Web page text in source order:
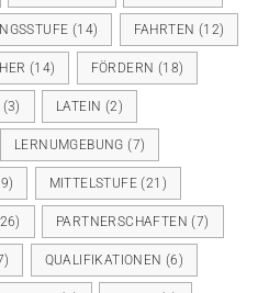
(14) FAHRTEN (12)
(14) FÖRDERN (18)
(3) LATEIN (2)
LERNUMGEBUNG (7)
MITTELSTUFE (21)
PARTNERSCHAFTEN (7)
QUALIFIKATIONEN (6)